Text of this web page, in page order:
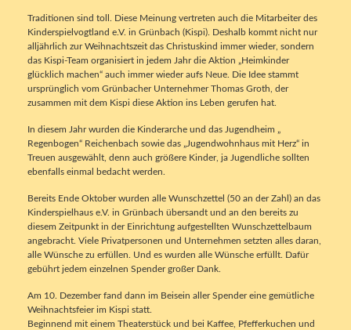
Traditionen sind toll. Diese Meinung vertreten auch die Mitarbeiter des
Kinderspielvogtland e.V. in Grünbach (Kispi). Deshalb kommt nicht nur
alljährlich zur Weihnachtszeit das Christuskind immer wieder, sondern
das Kispi-Team organisiert in jedem Jahr die Aktion „Heimkinder
glücklich machen“ auch immer wieder aufs Neue. Die Idee stammt
ursprünglich vom Grünbacher Unternehmer Thomas Groth, der
zusammen mit dem Kispi diese Aktion ins Leben gerufen hat.
In diesem Jahr wurden die Kinderarche und das Jugendheim „
Regenbogen“ Reichenbach sowie das „Jugendwohnhaus mit Herz“ in
Treuen ausgewählt, denn auch größere Kinder, ja Jugendliche sollten
ebenfalls einmal bedacht werden.
Bereits Ende Oktober wurden alle Wunschzettel (50 an der Zahl) an das
Kinderspielhaus e.V. in Grünbach übersandt und an den bereits zu
diesem Zeitpunkt in der Einrichtung aufgestellten Wunschzettelbaum
angebracht. Viele Privatpersonen und Unternehmen setzten alles daran,
alle Wünsche zu erfüllen. Und es wurden alle Wünsche erfüllt. Dafür
gebührt jedem einzelnen Spender großer Dank.
Am 10. Dezember fand dann im Beisein aller Spender eine gemütliche
Weihnachtsfeier im Kispi statt.
Beginnend mit einem Theaterstück und bei Kaffee, Pfefferkuchen und